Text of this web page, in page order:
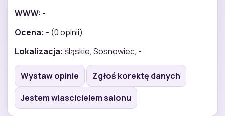
WWW: -
Ocena: - (0 opinii)
Lokalizacja: śląskie, Sosnowiec, -
Wystaw opinie
Zgłoś korektę danych
Jestem wlascicielem salonu